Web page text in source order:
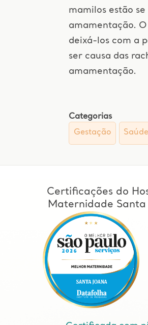
mamilos estão
amamentação.
deixá-los com a
ser causa das
amamentação.
Categorias
Gestação
Certificações do
Maternidade Santa